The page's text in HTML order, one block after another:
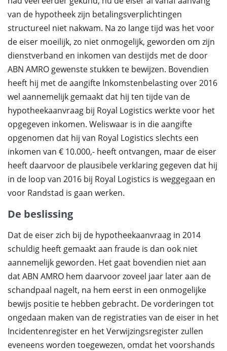
van de hypotheek zijn betalingsverplichtingen
structureel niet nakwam. Na zo lange tijd was het voor
de eiser moeilijk, zo niet onmogelijk, geworden om zijn
dienstverband en inkomen van destijds met de door
ABN AMRO gewenste stukken te bewijzen. Bovendien
heeft hij met de aangifte Inkomstenbelasting over 2016
wel aannemelijk gemaakt dat hij ten tijde van de
hypotheekaanvraag bij Royal Logistics werkte voor het
opgegeven inkomen. Weliswaar is in die aangifte
opgenomen dat hij van Royal Logistics slechts een
inkomen van € 10.000,- heeft ontvangen, maar de eiser
heeft daarvoor de plausibele verklaring gegeven dat hij
in de loop van 2016 bij Royal Logistics is weggegaan en
voor Randstad is gaan werken.
De beslissing
Dat de eiser zich bij de hypotheekaanvraag in 2014
schuldig heeft gemaakt aan fraude is dan ook niet
aannemelijk geworden. Het gaat bovendien niet aan
dat ABN AMRO hem daarvoor zoveel jaar later aan de
schandpaal nagelt, na hem eerst in een onmogelijke
bewijs positie te hebben gebracht. De vorderingen tot
ongedaan maken van de registraties van de eiser in het
Incidentenregister en het Verwijzingsregister zullen
eveneens worden toegewezen, omdat het voorshands